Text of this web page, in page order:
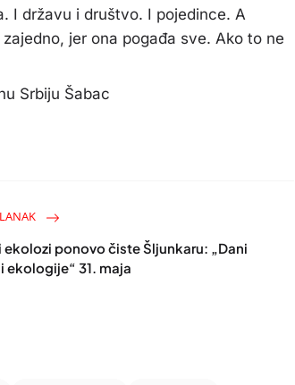
I državu i društvo. I pojedince. A
jer ona pogađa sve. Ako to ne
Srbiju Šabac
ekolozi ponovo čiste Šljunkaru: „Dani
ekologije“ 31. maja